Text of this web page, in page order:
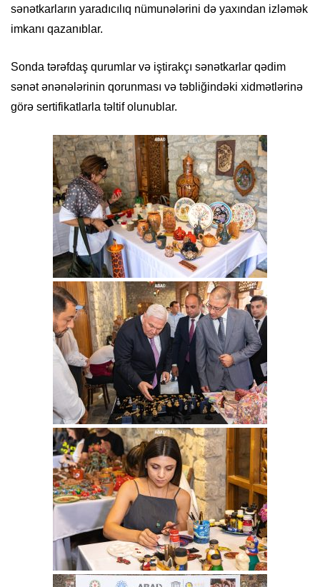
sənətkarların yaradıcılıq nümunələrini də yaxından izləmək
imkanı qazanıblar.
Sonda tərəfdaş qurumlar və iştirakçı sənətkarlar qədim
sənət ənənələrinin qorunması və təbliğindəki xidmətlərinə
görə sertifikatlarla təltif olunublar.